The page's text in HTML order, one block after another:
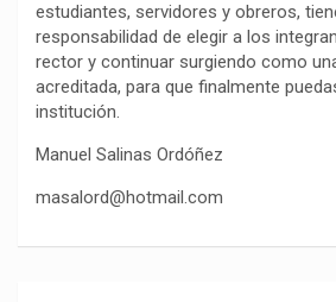
estudiantes, servidores y obreros,
responsabilidad de elegir a los
rector y continuar surgiendo como
acreditada, para que finalmente
institución.
Manuel Salinas Ordóñez
masalord@hotmail.com